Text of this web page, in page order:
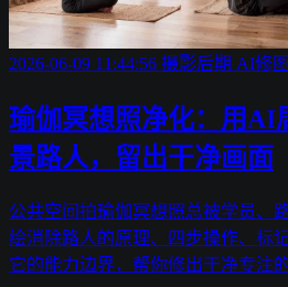
2026-06-09 11:44:56 摄影后期 AI修图
瑜伽冥想照净化：用AI
景路人，留出干净画面
公共空间拍瑜伽冥想照总被学员、
绘消除路人的原理、四步操作、标
它的能力边界，帮你修出干净专注